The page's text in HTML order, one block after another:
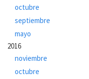
octubre
septiembre
mayo
2016
noviembre
octubre